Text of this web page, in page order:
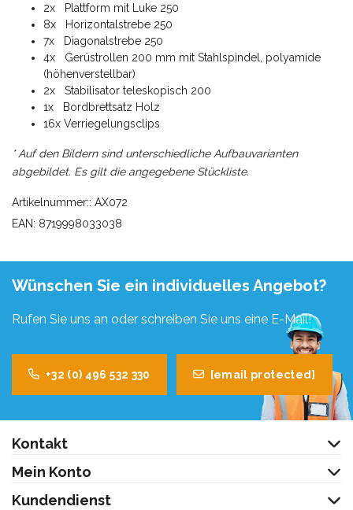
2x Plattform mit Luke 250
8x Horizontalstrebe 250
7x Diagonalstrebe 250
4x Gerüstrollen 200 mm mit Stahlspindel, polyamide
(höhenverstellbar)
2x Stabilisator teleskopisch 200
1x Bordbrettsatz Holz
16x Verriegelungsclips
* Auf den Bildern sind unterschiedliche Aufbauvarianten
abgebildet. Es gilt die angegebene Stückliste.
Artikelnummer:: AX072
EAN: 8719998033038
Wünschen Sie ein individuelles Angebot?
Rufen Sie uns an oder schreiben Sie uns eine E-Mail!
+32 (0) 496 532 330 [email protected]
Kontakt
Mein Konto
Kundendienst